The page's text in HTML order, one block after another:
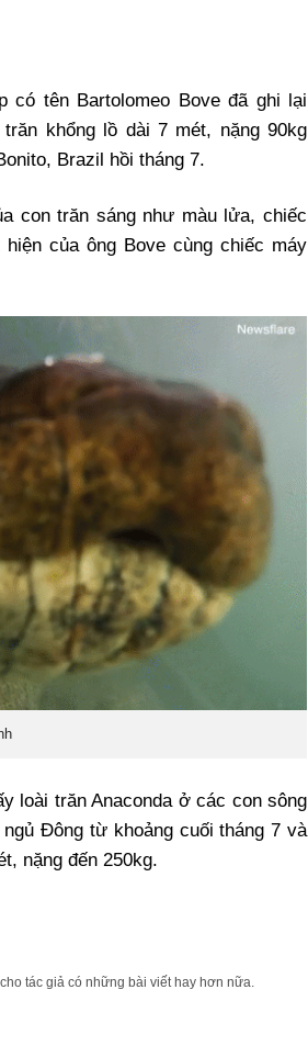
có tên Bartolomeo Bove đã ghi lại
khổng lồ dài 7 mét, nặng 90kg
Brazil hồi tháng 7.
con trăn sáng như màu lửa, chiếc
của ông Bove cùng chiếc máy
loài trăn Anaconda ở các con sông
Đông từ khoảng cuối tháng 7 và
nặng đến 250kg.
tác giả có những bài viết hay hơn nữa.